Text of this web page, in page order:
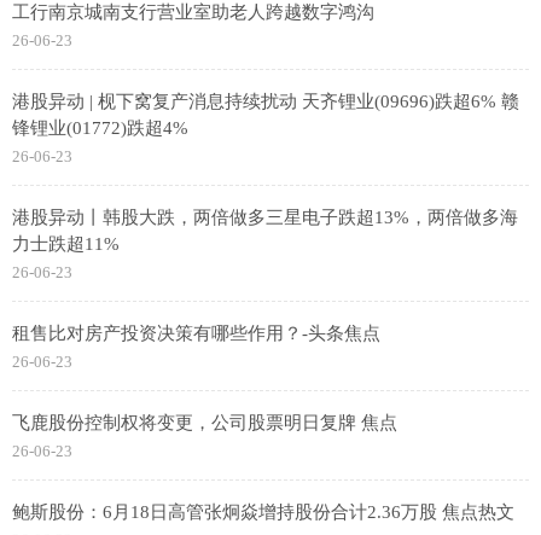
工行南京城南支行营业室助老人跨越数字鸿沟
26-06-23
港股异动 | 枧下窝复产消息持续扰动 天齐锂业(09696)跌超6% 赣
锋锂业(01772)跌超4%
26-06-23
港股异动丨韩股大跌，两倍做多三星电子跌超13%，两倍做多海
力士跌超11%
26-06-23
租售比对房产投资决策有哪些作用？-头条焦点
26-06-23
飞鹿股份控制权将变更，公司股票明日复牌 焦点
26-06-23
鲍斯股份：6月18日高管张炯焱增持股份合计2.36万股 焦点热文